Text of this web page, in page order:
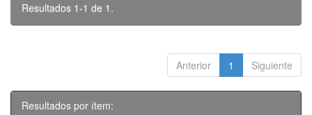
Resultados 1-1 de 1.
Anterior 1 Siguiente
Resultados por ítem: